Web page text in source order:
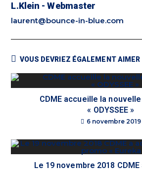
L.Klein - Webmaster
laurent@bounce-in-blue.com
VOUS DEVRIEZ ÉGALEMENT AIMER
CDME accueille la
« ODYSSEE »
6 novembre 2019
Le 19 novembre 2018